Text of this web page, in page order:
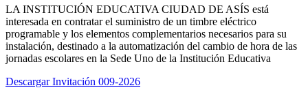
LA INSTITUCIÓN EDUCATIVA CIUDAD DE ASÍS está
interesada en contratar el suministro de un timbre eléctrico
programable y los elementos complementarios necesarios para su
instalación, destinado a la automatización del cambio de hora de las
jornadas escolares en la Sede Uno de la Institución Educativa
Descargar Invitación 009-2026